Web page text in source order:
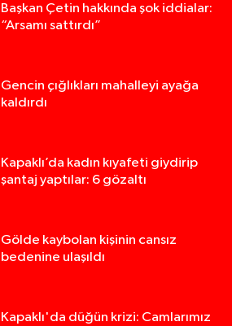
Başkan Çetin hakkında şok iddialar:
“Arsamı sattırdı”
Gencin çığlıkları mahalleyi ayağa
kaldırdı
Kapaklı’da kadın kıyafeti giydirip
şantaj yaptılar: 6 gözaltı
Gölde kaybolan kişinin cansız
bedenine ulaşıldı
Kapaklı'da düğün krizi: Camlarımız